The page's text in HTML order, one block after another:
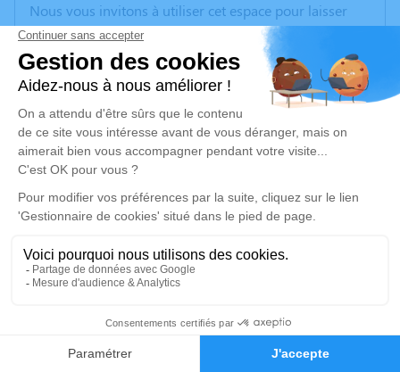
Faire-part Hommages
Nous vous invitons à utiliser cet espace pour laisser
vos condoléances, partager des photos souvenirs, une
anecdote ou exprimer vos pensées à travers des
poèmes ou des textes. Cet endroit est un lieu
d'expression dédié à honorer la mémoire de Jean-
Antoine GOMEZ.
Un service de plantation d’arbre hommage est
disponible ici.
Je rends hommage
Cérémonie
Eglise de Trept Place de l'Eglise
38460 Trept